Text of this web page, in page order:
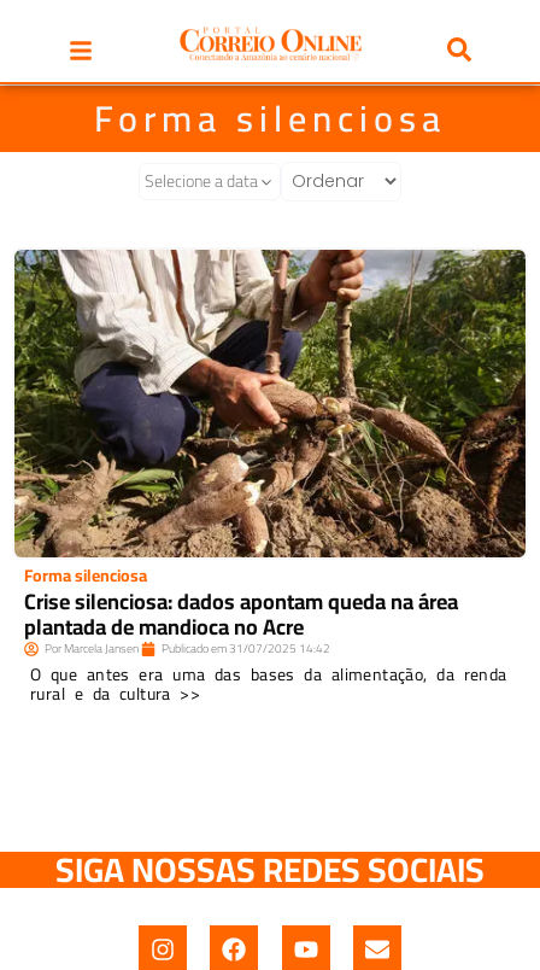
Forma silenciosa
Selecione a data
Forma silenciosa
Crise silenciosa: dados apontam queda na área
plantada de mandioca no Acre
PorMarcela Jansen Publicado em31/07/2025 14:42
O que antes era uma das bases da alimentação, da renda
rural e da cultura >>
SIGA NOSSAS REDES SOCIAIS